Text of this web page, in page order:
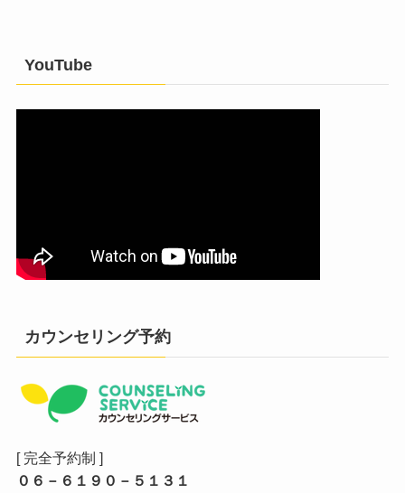
YouTube
カウンセリング予約
[ 完全予約制 ]
０６－６１９０－５１３１